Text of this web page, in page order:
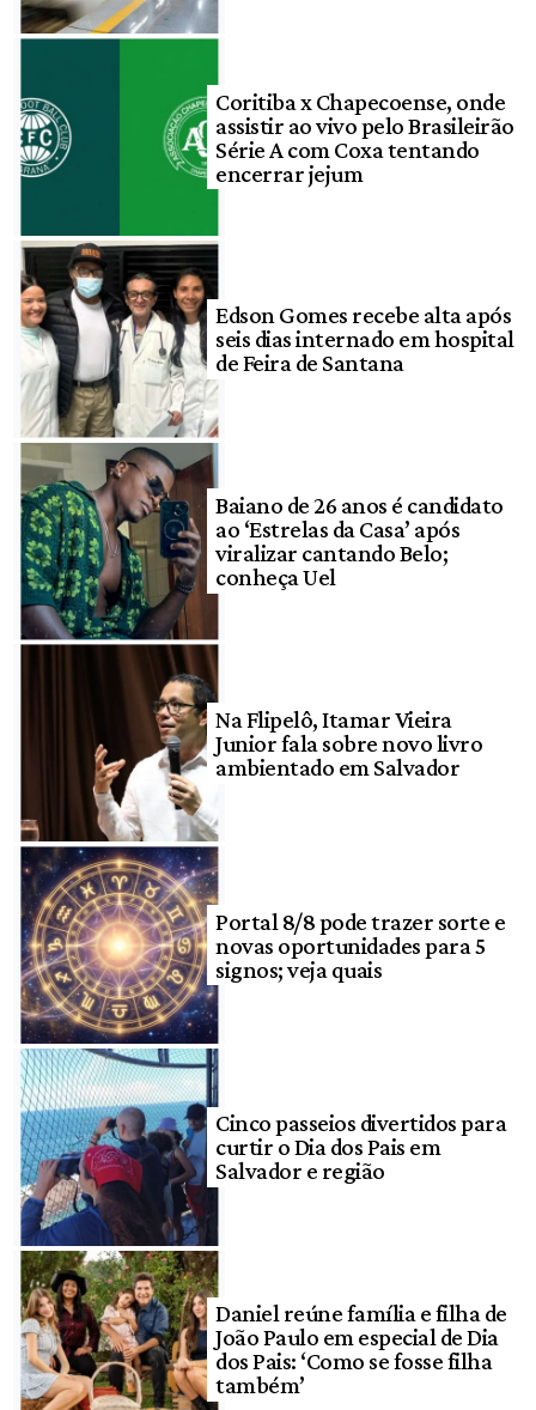
Coritiba x Chapecoense, onde
assistir ao vivo pelo Brasileirão
Série A com Coxa tentando
encerrar jejum
Edson Gomes recebe alta após
seis dias internado em hospital
de Feira de Santana
Baiano de 26 anos é candidato
ao ‘Estrelas da Casa’ após
viralizar cantando Belo;
conheça Uel
Na Flipelô, Itamar Vieira
Junior fala sobre novo livro
ambientado em Salvador
Portal 8/8 pode trazer sorte e
novas oportunidades para 5
signos; veja quais
Cinco passeios divertidos para
curtir o Dia dos Pais em
Salvador e região
Daniel reúne família e filha de
João Paulo em especial de Dia
dos Pais: ‘Como se fosse filha
também’